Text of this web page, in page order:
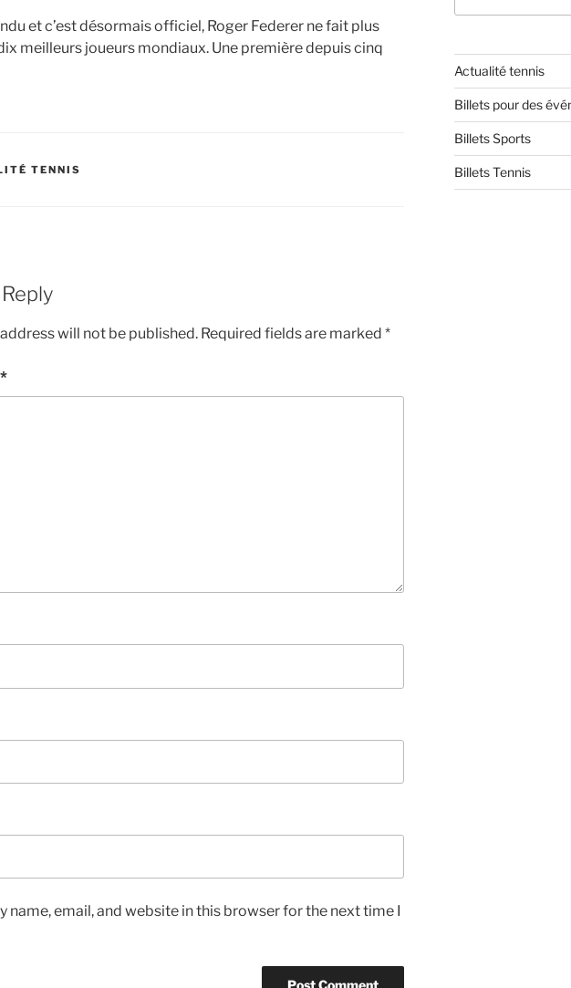
et c’est désormais officiel, Roger Federer ne fait plus
meilleurs joueurs mondiaux. Une première depuis cinq
TENNIS
will not be published. Required fields are marked *
*
name, email, and website in this browser for the next time I
Actualité tennis
Billets pour des
Billets Sports
Billets Tennis